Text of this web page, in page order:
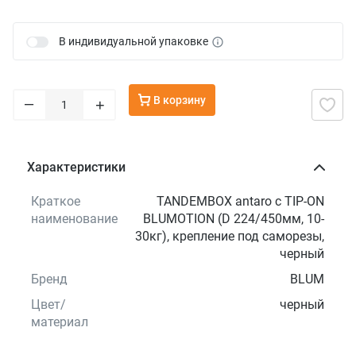
В индивидуальной упаковке
– + В корзину
Характеристики
Краткое
наименование
TANDEMBOX antaro с TIP-ON
BLUMOTION (D 224/450мм, 10-
30кг), крепление под саморезы,
черный
Бренд
BLUM
Цвет/
материал
черный